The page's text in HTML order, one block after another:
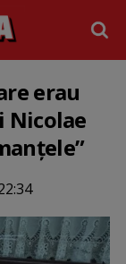
erau
Nicolae